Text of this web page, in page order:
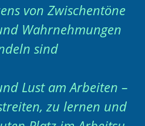
von Zwischentöne
Wahrnehmungen
sind
Lust am Arbeiten –
zu lernen und